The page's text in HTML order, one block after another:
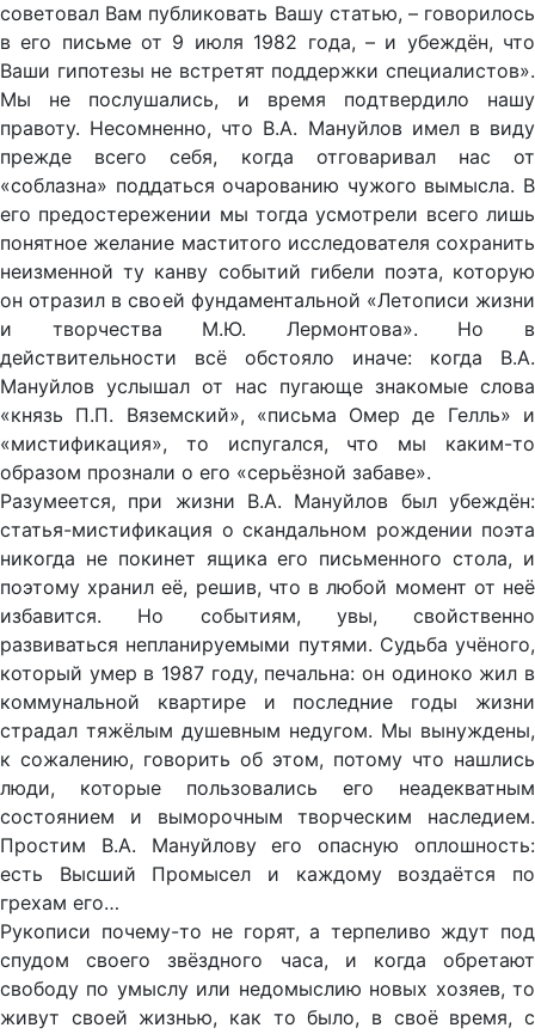
советовал Вам публиковать Вашу статью, – говорилось
в его письме от 9 июля 1982 года, – и убеждён, что
Ваши гипотезы не встретят поддержки специалистов».
Мы не послушались, и время подтвердило нашу
правоту. Несомненно, что В.А. Мануйлов имел в виду
прежде всего себя, когда отговаривал нас от
«соблазна» поддаться очарованию чужого вымысла. В
его предостережении мы тогда усмотрели всего лишь
понятное желание маститого исследователя сохранить
неизменной ту канву событий гибели поэта, которую
он отразил в своей фундаментальной «Летописи жизни
и творчества М.Ю. Лермонтова». Но в
действительности всё обстояло иначе: когда В.А.
Мануйлов услышал от нас пугающе знакомые слова
«князь П.П. Вяземский», «письма Омер де Гелль» и
«мистификация», то испугался, что мы каким-то
образом прознали о его «серьёзной забаве».
Разумеется, при жизни В.А. Мануйлов был убеждён:
статья-мистификация о скандальном рождении поэта
никогда не покинет ящика его письменного стола, и
поэтому хранил её, решив, что в любой момент от неё
избавится. Но событиям, увы, свойственно
развиваться непланируемыми путями. Судьба учёного,
который умер в 1987 году, печальна: он одиноко жил в
коммунальной квартире и последние годы жизни
страдал тяжёлым душевным недугом. Мы вынуждены,
к сожалению, говорить об этом, потому что нашлись
люди, которые пользовались его неадекватным
состоянием и выморочным творческим наследием.
Простим В.А. Мануйлову его опасную оплошность:
есть Высший Промысел и каждому воздаётся по
грехам его…
Рукописи почему-то не горят, а терпеливо ждут под
спудом своего звёздного часа, и когда обретают
свободу по умыслу или недомыслию новых хозяев, то
живут своей жизнью, как то было, в своё время, с